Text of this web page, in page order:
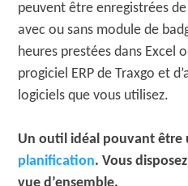
peuvent être enregistrées
avec ou sans module de
heures prestées dans Excel
progiciel ERP de Traxgo et
logiciels que vous utilisez.
Un outil idéal pouvant être
planification. Vous